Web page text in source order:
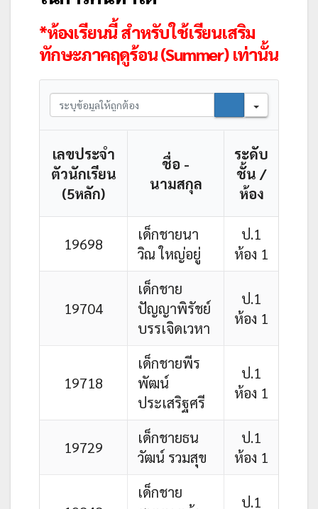
*ห้องเรียนนี้ สำหรับใช้เรียนเสริม
ทักษะภาคฤดูร้อน (Summer) เท่านั้น
เลขประจำ
ตัวนักเรียน
(5หลัก)
ชื่อ -
นามสกุล
ระดับ
ชั้น /
ห้อง
19698
เด็กชายนา
วิณ ใหญ่อยู่
ป.1
ห้อง 1
19704
เด็กชาย
ปัญญาพิรัชย์
บรรเจิดเวหา
ป.1
ห้อง 1
19718
เด็กชายพีร
พัฒน์
ประเสริฐศรี
ป.1
ห้อง 1
19729
เด็กชายธน
วัฒน์ รวมสุข
ป.1
ห้อง 1
เด็กชาย
ป.1